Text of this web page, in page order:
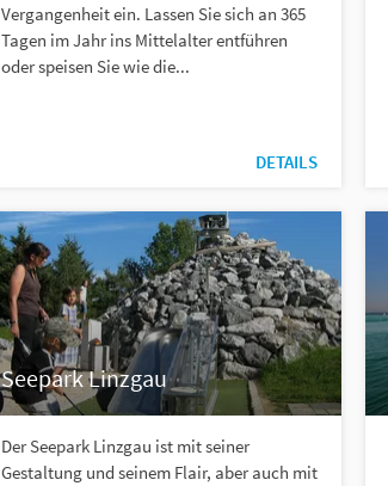
Vergangenheit ein. Lassen Sie sich an 365
Tagen im Jahr ins Mittelalter entführen
oder speisen Sie wie die...
DETAILS
Seepark Linzgau
Der Seepark Linzgau ist mit seiner
Gestaltung und seinem Flair, aber auch mit